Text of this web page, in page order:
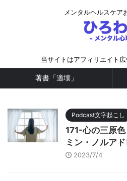
メンタルヘルスケア
当サイトはアフィリエイト
著書「適壊」
Podcast文字起こし
171-心の三原
ミン・ノルア
2023/7/4